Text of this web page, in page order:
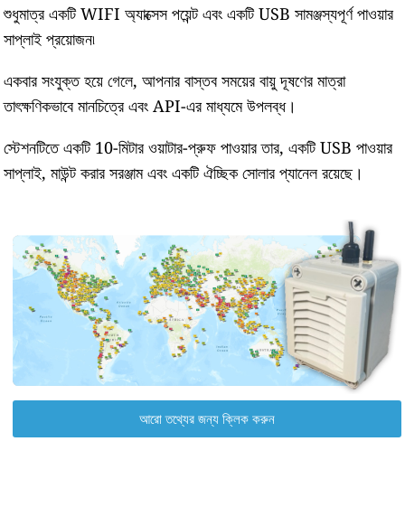
শুধুমাত্র একটি WIFI অ্যাক্সেস পয়েন্ট এবং একটি USB সামঞ্জস্যপূর্ণ পাওয়ার
সাপ্লাই প্রয়োজন৷
একবার সংযুক্ত হয়ে গেলে, আপনার বাস্তব সময়ের বায়ু দূষণের মাত্রা
তাৎক্ষণিকভাবে মানচিত্রে এবং API-এর মাধ্যমে উপলব্ধ।
স্টেশনটিতে একটি 10-মিটার ওয়াটার-প্রুফ পাওয়ার তার, একটি USB পাওয়ার
সাপ্লাই, মাউন্ট করার সরঞ্জাম এবং একটি ঐচ্ছিক সোলার প্যানেল রয়েছে।
আরো তথ্যের জন্য ক্লিক করুন